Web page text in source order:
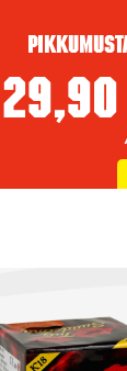
29,90